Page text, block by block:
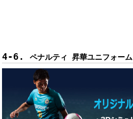
ペナルティ 昇華ユニフォーム